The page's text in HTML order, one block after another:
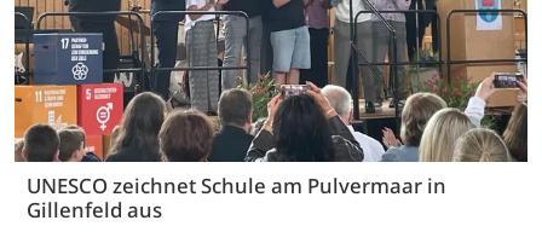
UNESCO zeichnet Schule am Pulvermaar in
Gillenfeld aus